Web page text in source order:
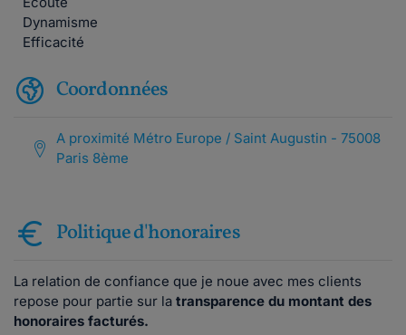
Dynamisme
Efficacité
Coordonnées
A proximité Métro Europe / Saint Augustin - 75008
Paris 8ème
Politique d'honoraires
La relation de confiance que je noue avec mes clients
repose pour partie sur la transparence du montant des
honoraires facturés.